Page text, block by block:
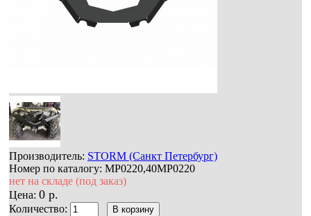
Производитель: STORM (Санкт Петербург)
Номер по каталогу: MP0220,40MP0220
нет на складе (под заказ)
Цена: 0 р.
Количество: